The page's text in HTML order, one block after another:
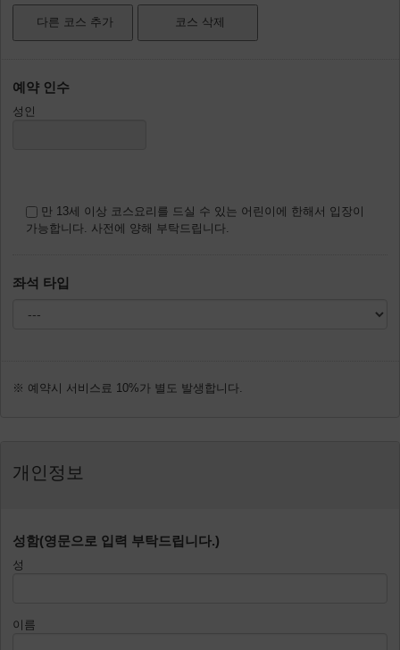
예약 인수
성인
만 13세 이상 코스요리를 드실 수 있는 어린이에 한해서 입장이
가능합니다. 사전에 양해 부탁드립니다.
좌석 타입
※ 예약시 서비스료 10%가 별도 발생합니다.
개인정보
성함(영문으로 입력 부탁드립니다.)
성
이름